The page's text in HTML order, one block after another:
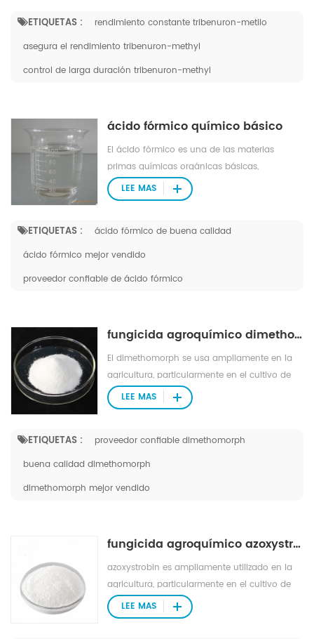
ETIQUETAS :
rendimiento constante tribenuron-metilo
asegura el rendimiento tribenuron-methyl
control de larga duración tribenuron-methyl
ácido fórmico químico básico
El ácido fórmico es una de las materias
primas químicas orgánicas básicas,
ampliamente utilizada en las industrias de
pesticidas, cuero, tintes, productos
ETIQUETAS :
ácido fórmico de buena calidad
ácido fórmico mejor vendido
proveedor confiable de ácido fórmico
LEE MAS
fungicida agroquímico dimethomorph 50% wdg
El dimethomorph se usa ampliamente en la
agricultura, particularmente en el cultivo de
trigo.
ETIQUETAS :
proveedor confiable dimethomorph
buena calidad dimethomorph
dimethomorph mejor vendido
LEE MAS
fungicida agroquímico azoxystrobin 50% wdg
azoxystrobin es ampliamente utilizado en la
agricultura, particularmente en el cultivo de
trigo.LEE MAS